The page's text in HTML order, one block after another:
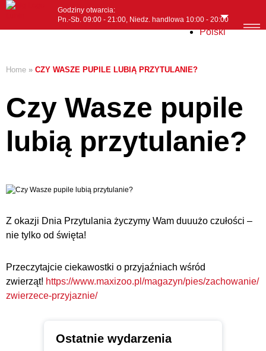
Polski
Godziny otwarcia:
Pn.-Sb. 09:00 - 21:00, Niedz. handlowa 10:00 - 20:00
Home » CZY WASZE PUPILE LUBIĄ PRZYTULANIE?
Czy Wasze pupile
lubią przytulanie?
Z okazji Dnia Przytulania życzymy Wam duuużo czułości –
nie tylko od święta!
Przeczytajcie ciekawostki o przyjaźniach wśród
zwierząt! https://www.maxizoo.pl/magazyn/pies/zachowanie/
zwierzece-przyjaznie/
Ostatnie wydarzenia